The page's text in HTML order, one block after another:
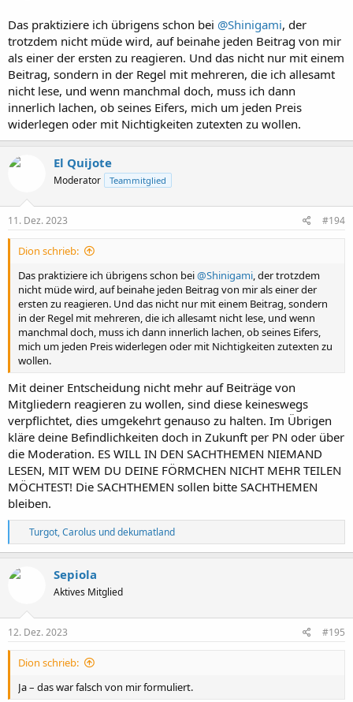
Das praktiziere ich übrigens schon bei @Shinigami, der
trotzdem nicht müde wird, auf beinahe jeden Beitrag von mir
als einer der ersten zu reagieren. Und das nicht nur mit einem
Beitrag, sondern in der Regel mit mehreren, die ich allesamt
nicht lese, und wenn manchmal doch, muss ich dann
innerlich lachen, ob seines Eifers, mich um jeden Preis
widerlegen oder mit Nichtigkeiten zutexten zu wollen.
El Quijote
Moderator Teammitglied
11. Dez. 2023 #194
Dion schrieb:
Das praktiziere ich übrigens schon bei@Shinigami, der trotzdem
nicht müde wird, auf beinahe jeden Beitrag von mir als einer der
ersten zu reagieren. Und das nicht nur mit einem Beitrag, sondern
in der Regel mit mehreren, die ich allesamt nicht lese, und wenn
manchmal doch, muss ich dann innerlich lachen, ob seines Eifers,
mich um jeden Preis widerlegen oder mit Nichtigkeiten zutexten zu
wollen.
Mit deiner Entscheidung nicht mehr auf Beiträge von
Mitgliedern reagieren zu wollen, sind diese keineswegs
verpflichtet, dies umgekehrt genauso zu halten. Im Übrigen
kläre deine Befindlichkeiten doch in Zukunft per PN oder über
die Moderation. ES WILL IN DEN SACHTHEMEN NIEMAND
LESEN, MIT WEM DU DEINE FÖRMCHEN NICHT MEHR TEILEN
MÖCHTEST! Die SACHTHEMEN sollen bitte SACHTHEMEN
bleiben.
R
e
a
n
e
Turgot,Carolus unddekumatland
Sepiola
Aktives Mitglied
12. Dez. 2023 #195
Dion schrieb:
Ja – das war falsch von mir formuliert.